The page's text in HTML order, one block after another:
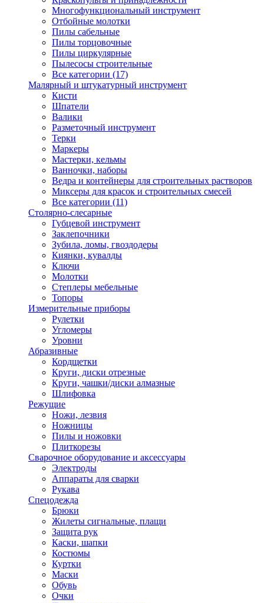
Многофункциональный инструмент
Отбойные молотки
Пилы сабельные
Пилы торцовочные
Пилы циркулярные
Пылесосы строительные
Все категории (17)
Малярный и штукатурный инструмент
Кисти
Шпатели
Валики
Разметочный инструмент
Терки
Маркеры
Мастерки, кельмы
Ванночки, наборы
Ведра и контейнеры для строительных растворов
Миксеры для красок и строительных смесей
Все категории (11)
Столярно-слесарные
Губцевой инструмент
Заклепочники
Зубила, ломы, гвоздодеры
Киянки, кувалды
Ключи
Молотки
Степлеры мебельные
Топоры
Измерительные приборы
Рулетки
Угломеры
Уровни
Абразивные
Кордщетки
Круги, диски отрезные
Круги, чашки/диски алмазные
Шлифовка
Режущие
Ножи, лезвия
Ножницы
Пилы и ножовки
Плиткорезы
Сварочное оборудование и аксессуары
Электроды
Аппараты для сварки
Рукава
Спецодежда
Брюки
Жилеты сигнальные, плащи
Защита рук
Каски, шапки
Костюмы
Куртки
Маски
Обувь
Очки